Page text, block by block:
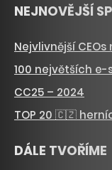
NEJNOVĚJŠÍ
Nejvlivnější
100 největších e-
CC25 – 2024
TOP 20 🇨🇿
DÁLE TVOŘÍME